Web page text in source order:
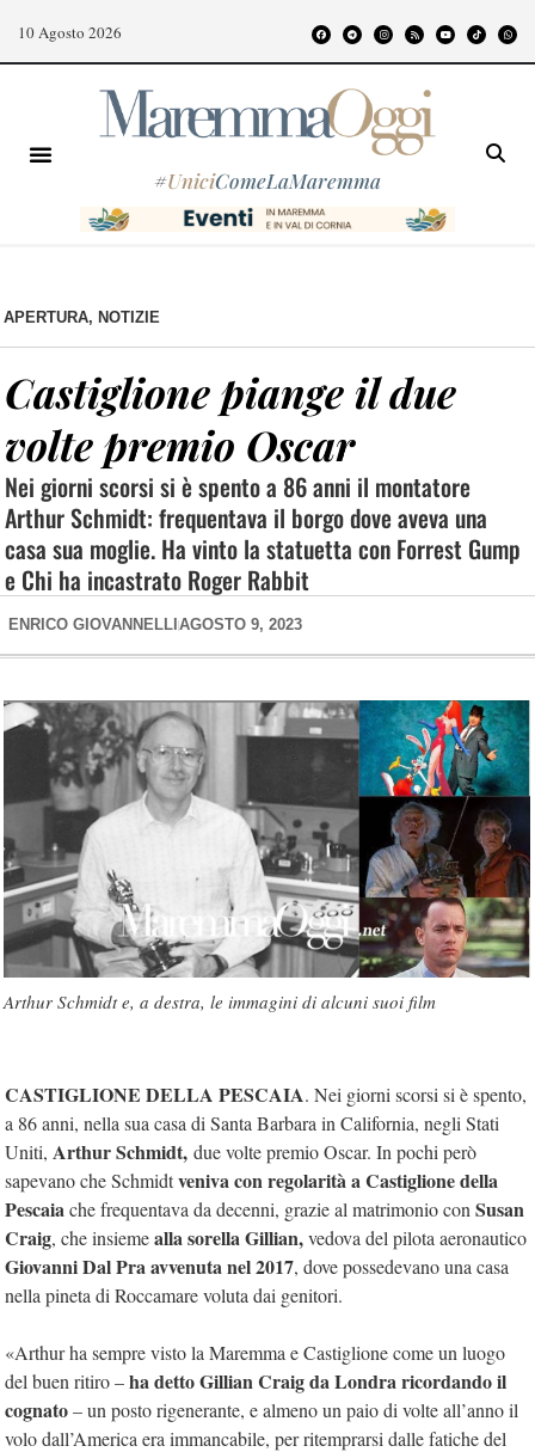
10 Agosto 2026
#UniciComeLaMaremma
APERTURA, NOTIZIE
Castiglione piange il due
volte premio Oscar
Nei giorni scorsi si è spento a 86 anni il montatore
Arthur Schmidt: frequentava il borgo dove aveva una
casa sua moglie. Ha vinto la statuetta con Forrest Gump
e Chi ha incastrato Roger Rabbit
ENRICO GIOVANNELLI AGOSTO 9, 2023
Arthur Schmidt e, a destra, le immagini di alcuni suoi film
CASTIGLIONE DELLA PESCAIA. Nei giorni scorsi si è spento,
a 86 anni, nella sua casa di Santa Barbara in California, negli Stati
Uniti, Arthur Schmidt, due volte premio Oscar. In pochi però
sapevano che Schmidtveniva con regolarità a Castiglione della
Pescaiache frequentava da decenni, grazie al matrimonio con Susan
Craig, che insiemealla sorella Gillian,vedova del pilota aeronautico
Giovanni Dal Pra avvenuta nel 2017, dove possedevano una casa
nella pineta di Roccamare voluta dai genitori.
«Arthur ha sempre visto la Maremma e Castiglione come un luogo
del buen ritiro –ha detto Gillian Craig da Londra ricordando il
cognato– un posto rigenerante, e almeno un paio di volte all’anno il
volo dall’America era immancabile, per ritemprarsi dalle fatiche del